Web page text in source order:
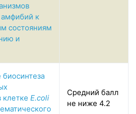
амфибий к
состояниям
и
клетке E.coli
Средний балл
не ниже 4.2